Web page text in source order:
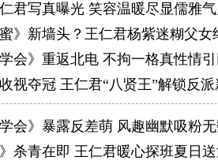
君写真曝光 笑容温暖尽显儒雅
》新墙头？王仁君杨紫迷糊父女
会》重返北电 不拘一格真性情
视夺冠 王仁君“八贤王”解锁反
会》暴露反差萌 风趣幽默吸粉
杀青在即 王仁君暖心探班夏日